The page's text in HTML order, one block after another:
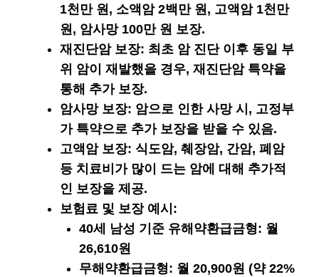
1천만 원, 소액암 2백만 원, 고액암 1천만
원, 암사망 100만 원 보장.
재진단암 보장: 최초 암 진단 이후 동일 부
위 암이 재발했을 경우, 재진단암 특약을
통해 추가 보장.
암사망 보장: 암으로 인한 사망 시, 고정부
가 특약으로 추가 보장을 받을 수 있음.
고액암 보장: 식도암, 췌장암, 간암, 폐암
등 치료비가 많이 드는 암에 대해 추가적
인 보장을 제공.
보험료 및 보장 예시 :
40세 남성 기준 유해약환급금형: 월
26,610원
무해약환급금형: 월 20,900원 (약 22%